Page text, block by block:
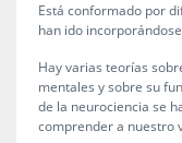
Está conformado por
han ido
Hay varias teorías
mentales y sobre su
de la neurociencia se
comprender a nuestro